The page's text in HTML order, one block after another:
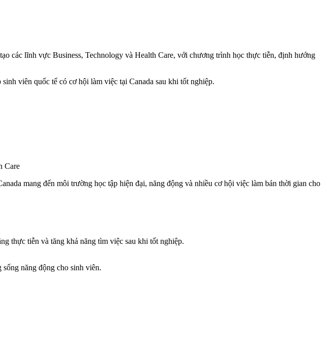
các lĩnh vực Business, Technology và Health Care, với chương trình học thực tiễn, định hướng
viên quốc tế có cơ hội làm việc tại Canada sau khi tốt nghiệp.
Care
mang đến môi trường học tập hiện đại, năng động và nhiều cơ hội việc làm bán thời gian cho
thực tiễn và tăng khả năng tìm việc sau khi tốt nghiệp.
năng động cho sinh viên.